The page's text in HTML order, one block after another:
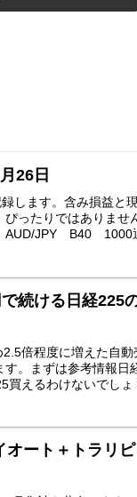
26日
します。含み損益と
ったりではありま
AUD/JPY B40 1000
続ける日経225
倍程度に増えた自
。まずは参考情報
えるわけないでしょ
オート＋トラリ